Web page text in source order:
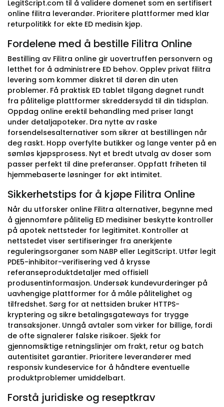
LegitScript.com til å validere domenet som en sertifisert
online filitra leverandør. Prioritere plattformer med klar
returpolitikk for ekte ED medisin kjøp.
Fordelene med å bestille Filitra Online
Bestilling av Filitra online gir uovertruffen personvern og
letthet for å administrere ED behov. Opplev privat filitra
levering som kommer diskret til døren din uten
problemer. Få praktisk ED tablet tilgang døgnet rundt
fra pålitelige plattformer skreddersydd til din tidsplan.
Oppdag online erektil behandling med priser langt
under detaljapoteker. Dra nytte av raske
forsendelsesalternativer som sikrer at bestillingen når
deg raskt. Hopp overfylte butikker og lange venter på en
sømløs kjøpsprosess. Nyt et bredt utvalg av doser som
passer perfekt til dine preferanser. Oppfatt friheten til
hjemmebaserte løsninger for økt intimitet.
Sikkerhetstips for å kjøpe Filitra Online
Når du utforsker online Filitra alternativer, begynne med
å gjennomføre pålitelig ED medisiner beskytte kontroller
på apotek nettsteder for legitimitet. Kontroller at
nettstedet viser sertifiseringer fra anerkjente
reguleringsorganer som NABP eller LegitScript. Utfør legit
PDE5-inhibitor-verifisering ved å krysse
referanseproduktdetaljer med offisiell
produsentinformasjon. Undersøk kundevurderinger på
uavhengige plattformer for å måle pålitelighet og
tilfredshet. Sørg for at nettsiden bruker HTTPS-
kryptering og sikre betalingsgateways for trygge
transaksjoner. Unngå avtaler som virker for billige, fordi
de ofte signalerer falske risikoer. Sjekk for
gjennomsiktige retningslinjer om frakt, retur og batch
autentisitet garantier. Prioritere leverandører med
responsiv kundeservice for å håndtere eventuelle
produktproblemer umiddelbart.
Forstå juridiske og reseptkrav